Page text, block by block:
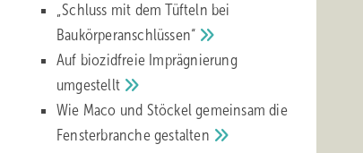
„Schluss mit d em Tüfteln bei
Baukörperanschlüssen“
Auf biozidfreie Imprägnierung
umgestellt
Wie Maco und Stöckel gemeinsam die
Fensterbranche gestalten